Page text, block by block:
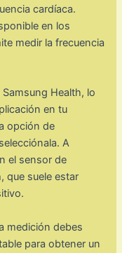
cardíaca.
en los
medir la frecuencia
Health, lo
en tu
opción de
A
el sensor de
que suele estar
medición debes
para obtener un